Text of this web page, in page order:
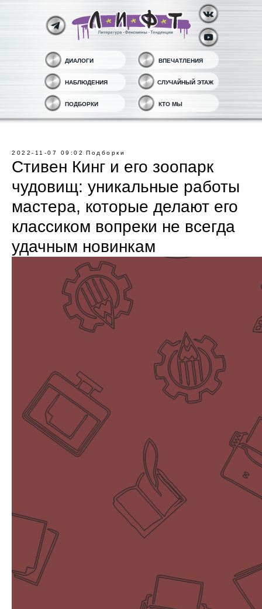
ДИАЛОГИ ВПЕЧАТЛЕНИЯ
НАБЛЮДЕНИЯ СЛУЧАЙНЫЙ ЭТАЖ
ПОДБОРКИ КТО МЫ
2022-11-07 09:02 Подборки
Стивен Кинг и его зоопарк
чудовищ: уникальные работы
мастера, которые делают его
классиком вопреки не всегда
удачным новинкам